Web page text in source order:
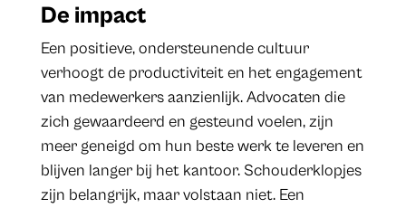
De impact
Een positieve, ondersteunende cultuur
verhoogt de productiviteit en het engagement
van medewerkers aanzienlijk. Advocaten die
zich gewaardeerd en gesteund voelen, zijn
meer geneigd om hun beste werk te leveren en
blijven langer bij het kantoor. Schouderklopjes
zijn belangrijk, maar volstaan niet. Een